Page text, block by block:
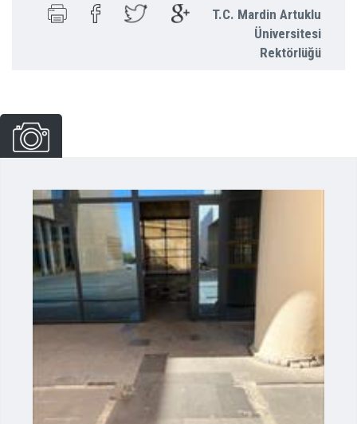
T.C. Mardin Artuklu
Üniversitesi
Rektörlüğü